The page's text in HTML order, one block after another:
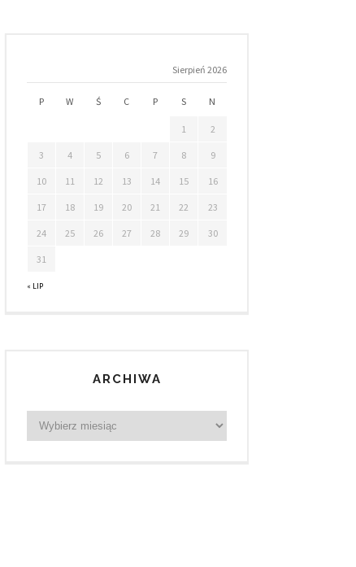
Sierpień 2026
P W Ś C P S N
« LIP
1 2
3 4 5 6 7 8 9
10 11 12 13 14 15 16
17 18 19 20 21 22 23
24 25 26 27 28 29 30
31
ARCHIWA